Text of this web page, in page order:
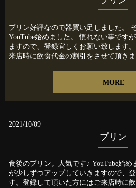
プリン好評なので器買い足しました。
YouTube始めました。 慣れない事です
ますので、登録宜しくお願い致します
来店時に飲食代金の割引をさせて頂き
MORE
2021/10/09
プリン
食後のプリン。人気です♪ YouTube始
が少しずつアップしていきますので、
す。登録して頂いた方にはご来店時に